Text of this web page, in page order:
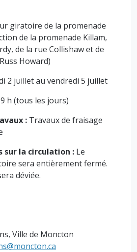
giratoire de la promenade
de la promenade Killam,
de la rue Collishaw et de
Howard)
2 juillet au vendredi 5 juillet
h (tous les jours)
: Travaux de fraisage
sur la circulation : Le
sera entièrement fermé.
déviée.
Ville de Moncton